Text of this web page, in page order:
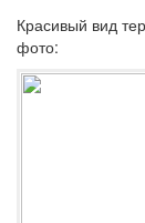
Красивый вид
фото: